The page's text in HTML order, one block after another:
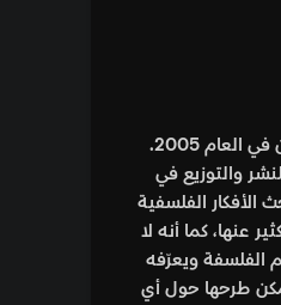
كتاب جنون الفلاسفة هو كتاب آلفه نايجل رودجرز وميل ثومبثون في العام 2005.
والتوزيع في
بحث الأفكار الفلسفية
عنها، كما أنه لا
الفلسفة ويعرّفه
طرحها حول أي